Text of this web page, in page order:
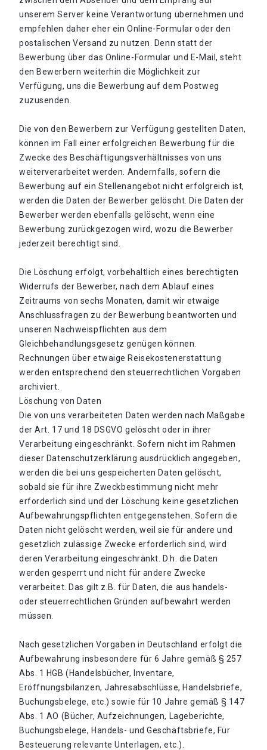
unserem Server keine Verantwortung übernehmen und
empfehlen daher eher ein Online-Formular oder den
postalischen Versand zu nutzen. Denn statt der
Bewerbung über das Online-Formular und E-Mail, steht
den Bewerbern weiterhin die Möglichkeit zur
Verfügung, uns die Bewerbung auf dem Postweg
zuzusenden.
Die von den Bewerbern zur Verfügung gestellten Daten,
können im Fall einer erfolgreichen Bewerbung für die
Zwecke des Beschäftigungsverhältnisses von uns
weiterverarbeitet werden. Andernfalls, sofern die
Bewerbung auf ein Stellenangebot nicht erfolgreich ist,
werden die Daten der Bewerber gelöscht. Die Daten der
Bewerber werden ebenfalls gelöscht, wenn eine
Bewerbung zurückgezogen wird, wozu die Bewerber
jederzeit berechtigt sind.
Die Löschung erfolgt, vorbehaltlich eines berechtigten
Widerrufs der Bewerber, nach dem Ablauf eines
Zeitraums von sechs Monaten, damit wir etwaige
Anschlussfragen zu der Bewerbung beantworten und
unseren Nachweispflichten aus dem
Gleichbehandlungsgesetz genügen können.
Rechnungen über etwaige Reisekostenerstattung
werden entsprechend den steuerrechtlichen Vorgaben
archiviert.
Löschung von Daten
Die von uns verarbeiteten Daten werden nach Maßgabe
der Art. 17 und 18 DSGVO gelöscht oder in ihrer
Verarbeitung eingeschränkt. Sofern nicht im Rahmen
dieser Datenschutzerklärung ausdrücklich angegeben,
werden die bei uns gespeicherten Daten gelöscht,
sobald sie für ihre Zweckbestimmung nicht mehr
erforderlich sind und der Löschung keine gesetzlichen
Aufbewahrungspflichten entgegenstehen. Sofern die
Daten nicht gelöscht werden, weil sie für andere und
gesetzlich zulässige Zwecke erforderlich sind, wird
deren Verarbeitung eingeschränkt. D.h. die Daten
werden gesperrt und nicht für andere Zwecke
verarbeitet. Das gilt z.B. für Daten, die aus handels-
oder steuerrechtlichen Gründen aufbewahrt werden
müssen.
Nach gesetzlichen Vorgaben in Deutschland erfolgt die
Aufbewahrung insbesondere für 6 Jahre gemäß § 257
Abs. 1 HGB (Handelsbücher, Inventare,
Eröffnungsbilanzen, Jahresabschlüsse, Handelsbriefe,
Buchungsbelege, etc.) sowie für 10 Jahre gemäß § 147
Abs. 1 AO (Bücher, Aufzeichnungen, Lageberichte,
Buchungsbelege, Handels- und Geschäftsbriefe, Für
Besteuerung relevante Unterlagen, etc.).